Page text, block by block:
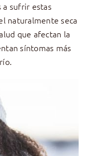
a sufrir estas
naturalmente seca
que afectan la
síntomas más